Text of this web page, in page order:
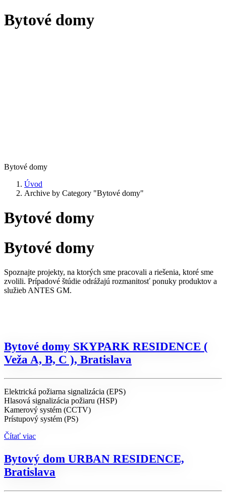
Bytové domy
Bytové domy
Úvod
Archive by Category "Bytové domy"
Bytové domy
Bytové domy
Spoznajte projekty, na ktorých sme pracovali a riešenia, ktoré sme
zvolili. Prípadové štúdie odrážajú rozmanitosť ponuky produktov a
služieb ANTES GM.
Bytové domy SKYPARK RESIDENCE (
Veža A, B, C ), Bratislava
Elektrická požiarna signalizácia (EPS)
Hlasová signalizácia požiaru (HSP)
Kamerový systém (CCTV)
Prístupový systém (PS)
Čítať viac
Bytový dom URBAN RESIDENCE,
Bratislava